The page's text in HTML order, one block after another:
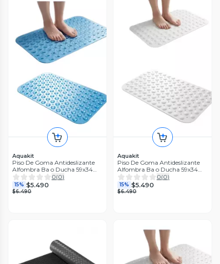
Aquakit
Piso De Goma Antideslizante
Alfombra Ba o Ducha 59x34
Cm Azul
0(0)
15% $5.490
$6.490
Aquakit
Piso De Goma Antideslizante
Alfombra Ba o Ducha 59x34
Cm Blanco
0(0)
15% $5.490
$6.490